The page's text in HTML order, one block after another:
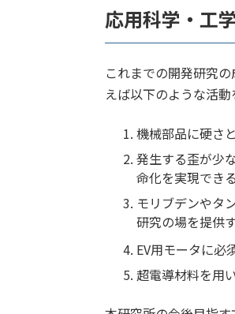
応用科学・工
これまでの開発研究
えば以下のような活動
機械部品に硬さ
発生する歪が少
命化を実現でき
モリブデンやタ
研究の場を提供
EV用モータに必
超電導材料を用